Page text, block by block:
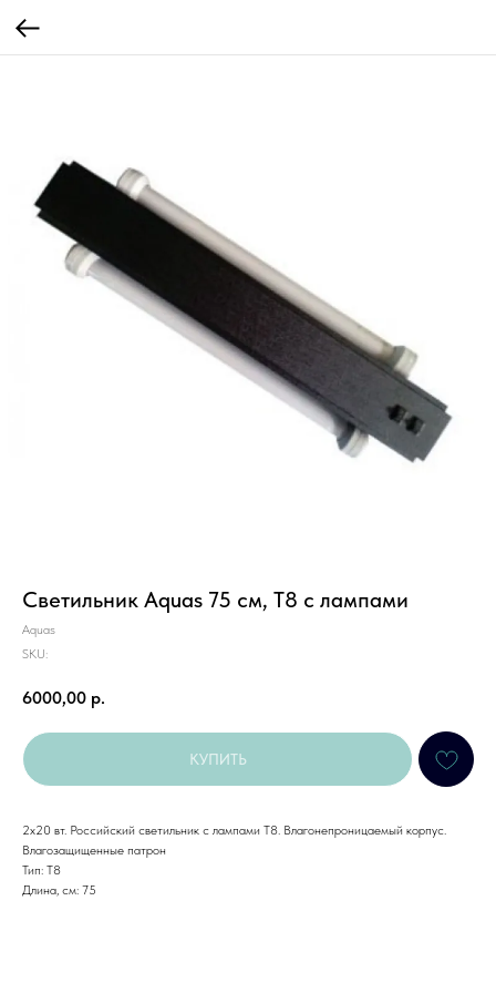
Светильник Aquas 75 см, Т8 с лампами
Aquas
SKU:
6000,00 р.
КУПИТЬ
2x20 вт. Российский светильник с лампами Т8. Влагонепроницаемый корпус.
Влагозащищенные патрон
Тип: Т8
Длина, см: 75